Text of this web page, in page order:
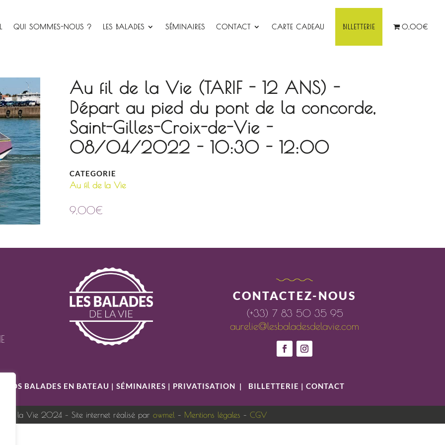
QUI SOMMES-NOUS ? LES BALADES SÉMINAIRES CONTACT CARTE CADEAU BILLETTERIE 0,00€
Au fil de la Vie (TARIF - 12 ANS) -
Départ au pied du pont de la concorde,
Saint-Gilles-Croix-de-Vie -
08/04/2022 - 10:30 - 12:00
CATEGORIE
Au fil de la Vie
9,00€
CONTACTEZ-NOUS
(+33) 7 83 50 35 95
aurelie@lesbaladesdelavie.com
NOS BALADES EN BATEAU | SÉMINAIRES | PRIVATISATION | BILLETTERIE | CONTACT
de la Vie 2024 – Site internet réalisé par owmel – Mentions légales – CGV